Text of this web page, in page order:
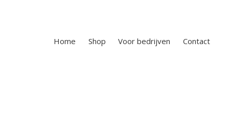
Home Shop Voor bedrijven Contact